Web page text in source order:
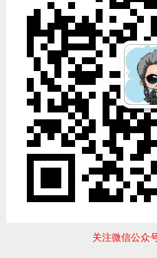
关注微信公众